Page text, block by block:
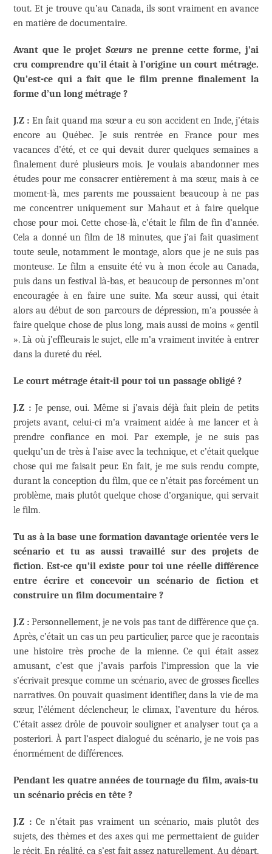
tout. Et je trouve qu’au Canada, ils sont vraiment en avance
en matière de documentaire.
Avant que le projet Sœurs ne prenne cette forme, j’ai
cru comprendre qu’il était à l’origine un court métrage.
Qu’est-ce qui a fait que le film prenne finalement la
forme d’un long métrage ?
J.Z : En fait quand ma sœur a eu son accident en Inde, j’étais
encore au Québec. Je suis rentrée en France pour mes
vacances d’été, et ce qui devait durer quelques semaines a
finalement duré plusieurs mois. Je voulais abandonner mes
études pour me consacrer entièrement à ma sœur, mais à ce
moment-là, mes parents me poussaient beaucoup à ne pas
me concentrer uniquement sur Mahaut et à faire quelque
chose pour moi. Cette chose-là, c’était le film de fin d’année.
Cela a donné un film de 18 minutes, que j’ai fait quasiment
toute seule, notamment le montage, alors que je ne suis pas
monteuse. Le film a ensuite été vu à mon école au Canada,
puis dans un festival là-bas, et beaucoup de personnes m’ont
encouragée à en faire une suite. Ma sœur aussi, qui était
alors au début de son parcours de dépression, m’a poussée à
faire quelque chose de plus long, mais aussi de moins « gentil
». Là où j’effleurais le sujet, elle m’a vraiment invitée à entrer
dans la dureté du réel.
Le court métrage était-il pour toi un passage obligé ?
J.Z :Je pense, oui. Même si j’avais déjà fait plein de petits
projets avant, celui-ci m’a vraiment aidée à me lancer et à
prendre confiance en moi. Par exemple, je ne suis pas
quelqu’un de très à l’aise avec la technique, et c’était quelque
chose qui me faisait peur. En fait, je me suis rendu compte,
durant la conception du film, que ce n’était pas forcément un
problème, mais plutôt quelque chose d’organique, qui servait
le film.
Tu as à la base une formation davantage orientée vers le
scénario et tu as aussi travaillé sur des projets de
fiction. Est-ce qu’il existe pour toi une réelle différence
entre écrire et concevoir un scénario de fiction et
construire un film documentaire ?
J.Z : Personnellement, je ne vois pas tant de différence que ça.
Après, c’était un cas un peu particulier, parce que je racontais
une histoire très proche de la mienne. Ce qui était assez
amusant, c’est que j’avais parfois l’impression que la vie
s’écrivait presque comme un scénario, avec de grosses ficelles
narratives. On pouvait quasiment identifier, dans la vie de ma
sœur, l’élément déclencheur, le climax, l’aventure du héros.
C’était assez drôle de pouvoir souligner et analyser tout ça a
posteriori. À part l’aspect dialogué du scénario, je ne vois pas
énormément de différences.
Pendant les quatre années de tournage du film, avais-tu
un scénario précis en tête ?
J.Z :Ce n’était pas vraiment un scénario, mais plutôt des
sujets, des thèmes et des axes qui me permettaient de guider
le récit. En réalité, ça s’est fait assez naturellement. Au départ,